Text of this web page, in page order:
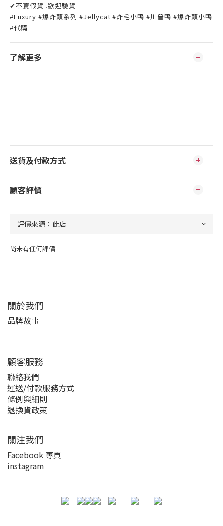
✔不賣假貨 .歡迎驗貨
#Luxury #爆炸頭系列 #Jellycat #炸毛小鴨 #川普鴨 #爆炸頭小鴨
#代購
了解更多
送貨及付款方式
顧客評價
尚未有任何評價
關於我們
品牌故事
顧客服務
聯絡我們
運送/付款服務方式
條例與細則
退換貨政策
關注我們
Facebook 專頁
instagram